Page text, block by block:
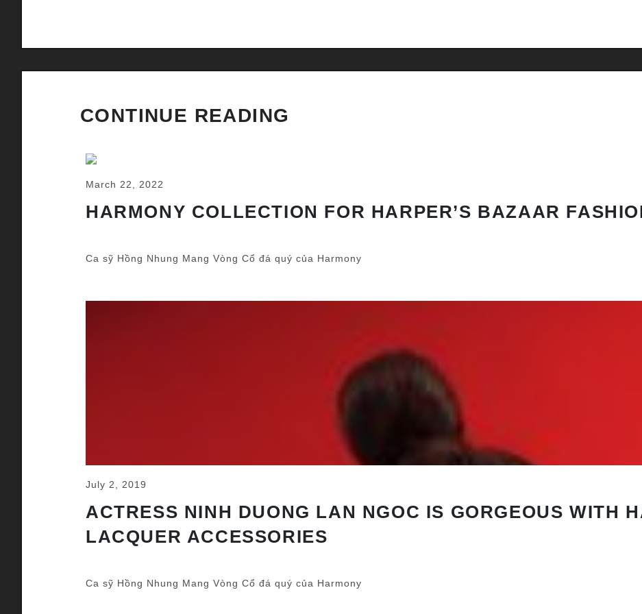
CONTINUE READING
March 22, 2022
HARMONY COLLECTION FOR HARPER’S BAZAAR
Ca sỹ Hồng Nhung Mang Vòng Cổ đá quý của Harmony
July 2, 2019
ACTRESS NINH DUONG LAN NGOC IS GORGEOUS WITH
LACQUER ACCESSORIES
Ca sỹ Hồng Nhung Mang Vòng Cổ đá quý của Harmony